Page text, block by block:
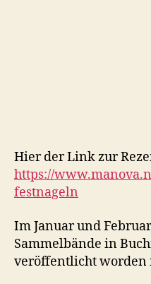
Hier der Link zur
https://
festnageln
Im Januar und
Sammelbände in
veröffentlicht worden